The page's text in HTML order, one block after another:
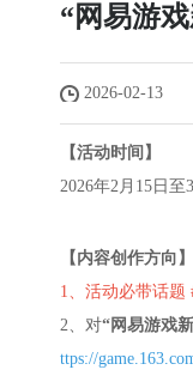
“网易游
2026-02-13
【活动时间】
2026年2月15日至
【内容创作方向】
1、活动必带话题
2、对“网易游戏
ttps://